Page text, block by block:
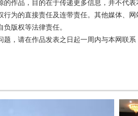
的作品，目的在于传递更多信息，并不代
行为的直接责任及连带责任。其他媒体、
版权等法律责任。
题，请在作品发表之日起一周内与本网联